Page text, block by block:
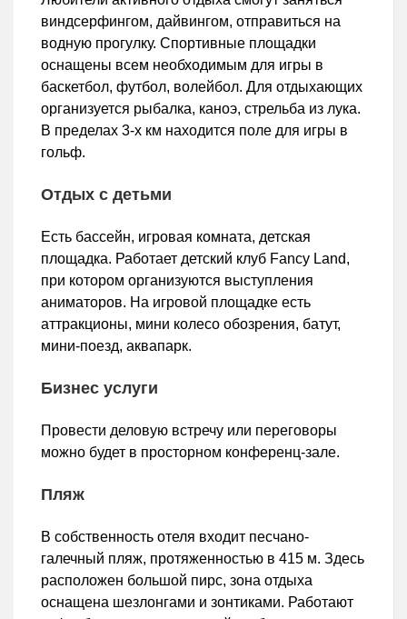
виндсерфингом, дайвингом, отправиться на
водную прогулку. Спортивные площадки
оснащены всем необходимым для игры в
баскетбол, футбол, волейбол. Для отдыхающих
организуется рыбалка, каноэ, стрельба из лука.
В пределах 3-х км находится поле для игры в
гольф.
Отдых с детьми
Есть бассейн, игровая комната, детская
площадка. Работает детский клуб Fancy Land,
при котором организуются выступления
аниматоров. На игровой площадке есть
аттракционы, мини колесо обозрения, батут,
мини-поезд, аквапарк.
Бизнес услуги
Провести деловую встречу или переговоры
можно будет в просторном конференц-зале.
Пляж
В собственность отеля входит песчано-
галечный пляж, протяженностью в 415 м. Здесь
расположен большой пирс, зона отдыха
оснащена шезлонгами и зонтиками. Работают